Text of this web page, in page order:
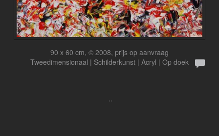
90 x 60 cm, © 2008, prijs op aanvraag
Tweedimensionaal | Schilderkunst | Acryl | Op doek
..